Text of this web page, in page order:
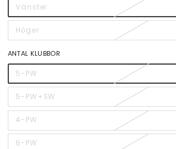
Vänster
Höger
ANTAL KLUBBOR
5-PW
5-PW+SW
4-PW
6-PW